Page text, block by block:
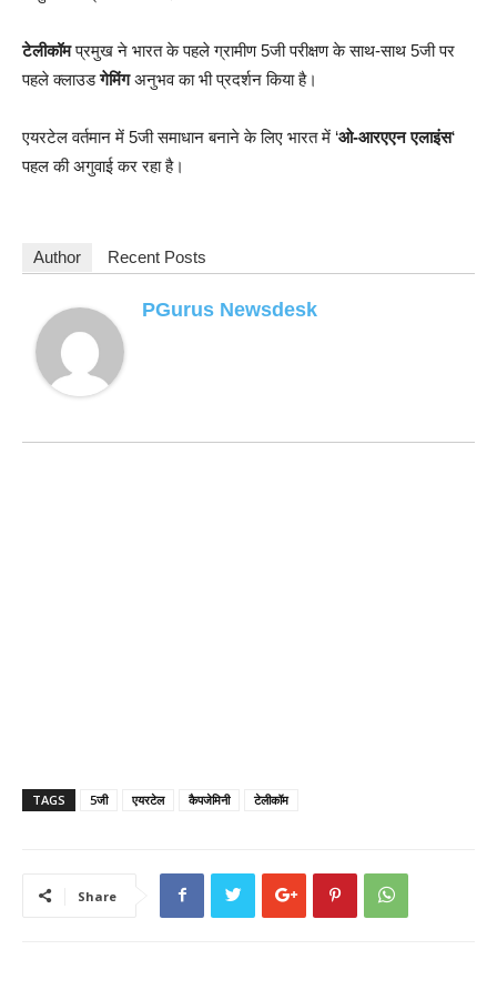
टेलीकॉमप्रमुख ने भारत के पहले ग्रामीण 5जी परीक्षण के साथ-साथ 5जी पर
पहले क्लाउडगेमिंगअनुभव का भी प्रदर्शन किया है।
एयरटेल वर्तमान में 5जी समाधान बनाने के लिए भारत में ‘ओ-आरएएन एलाइंस‘
पहल की अगुवाई कर रहा है।
Author Recent Posts
PGurus Newsdesk
TAGS 5जी एयरटेल कैपजेमिनी टेलीकॉम
Share